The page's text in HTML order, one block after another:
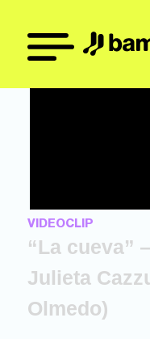
VIDEOCLIP
“La cueva”
Julieta
Olmedo)